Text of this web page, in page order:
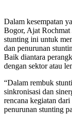
Dalam kesempatan
Bogor, Ajat Rochmat
stunting ini untuk
dan penurunan
Baik diantara
dengan sektor atau
“Dalam rembuk
sinkronisasi dan
rencana kegiatan
penurunan stunting